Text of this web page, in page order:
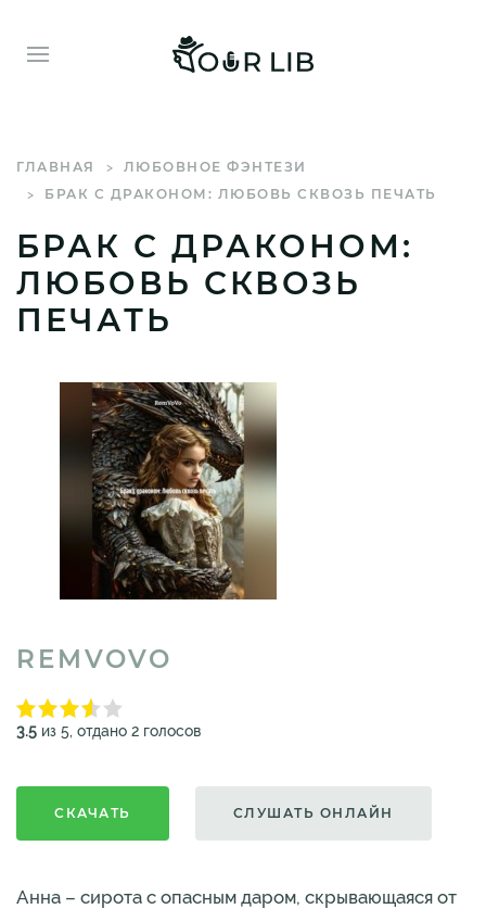
ГЛАВНАЯ
ЛЮБОВНОЕ ФЭНТЕЗИ
БРАК С ДРАКОНОМ: ЛЮБОВЬ СКВОЗЬ ПЕЧАТЬ
БРАК С ДРАКОНОМ:
ЛЮБОВЬ СКВОЗЬ
ПЕЧАТЬ
REMVOVO
3.5 из 5, отдано 2 голосов
СКАЧАТЬ СЛУШАТЬ ОНЛАЙН
Анна – сирота с опасным даром, скрывающаяся от